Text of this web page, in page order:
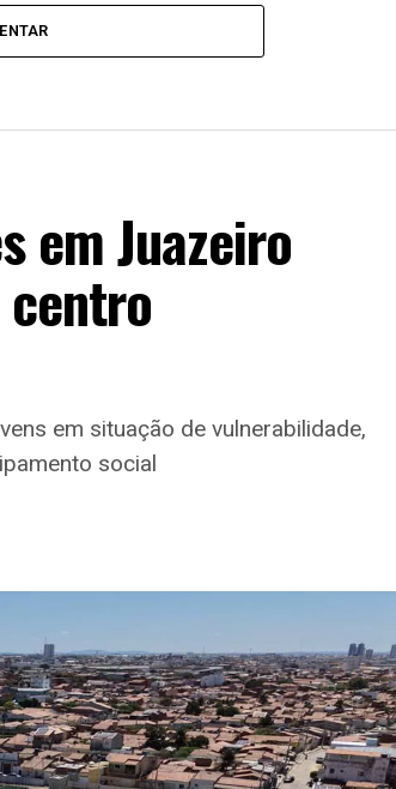
em Juazeiro
em situação de vulnerabilidade,
social